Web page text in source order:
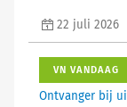
22 juli 2026
VN VANDAAG
Ontvanger bij